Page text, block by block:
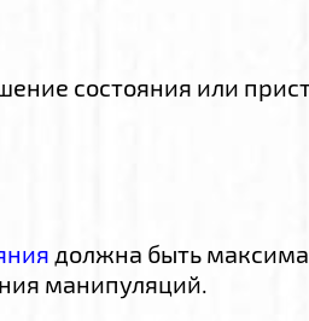
состояния или
должна быть
манипуляций.